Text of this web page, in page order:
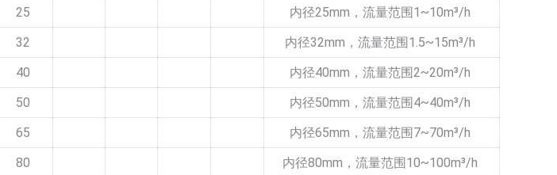
25
内径25mm，流量范围1~10m³/h
32
内径32mm，流量范围1.5~15m³/h
40
内径40mm，流量范围2~20m³/h
50
内径50mm，流量范围4~40m³/h
65
内径65mm，流量范围7~70m³/h
80
内径80mm，流量范围10~100m³/h